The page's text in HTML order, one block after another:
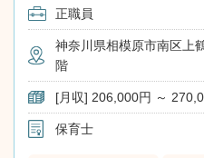
正職員
神奈川県相模原市南区上
階
[月収] 206,000円 ～
保育士